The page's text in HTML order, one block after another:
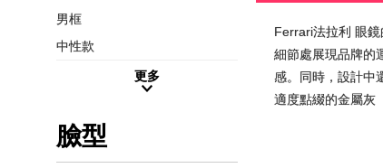
男框
中性款
更多
臉型
Ferrari法拉利 眼
細節處展現品牌的
感。同時，設計中
適度點綴的金屬灰